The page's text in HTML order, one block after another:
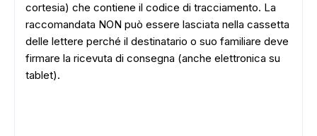
cortesia) che contiene il codice di tracciamento. La
raccomandata NON può essere lasciata nella cassetta
delle lettere perché il destinatario o suo familiare deve
firmare la ricevuta di consegna (anche elettronica su
tablet).